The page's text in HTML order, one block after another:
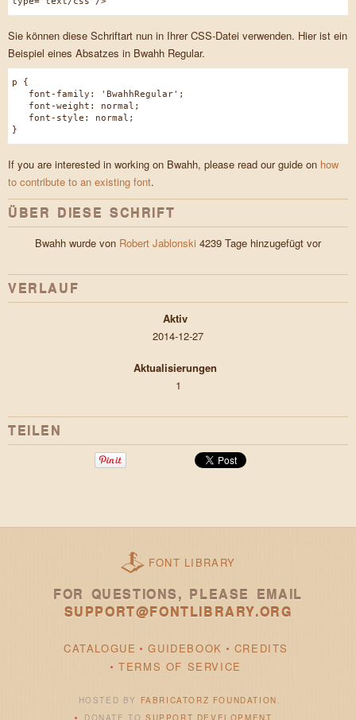
Sie können diese Schriftart nun in Ihrer CSS-Datei verwenden. Hier ist ein
Beispiel eines Absatzes in Bwahh Regular.
p {
font-family: 'BwahhRegular';
font-weight: normal;
font-style: normal;
}
If you are interested in working on Bwahh, please read our guide on how
to contribute to an existing font.
ÜBER DIESE SCHRIFT
Bwahh wurde von Robert Jablonski 4239 Tage hinzugefügt vor
VERLAUF
Aktiv
2014-12-27
Aktualisierungen
1
TEILEN
FONT LIBRARY
FOR QUESTIONS, PLEASE EMAIL
SUPPORT@FONTLIBRARY.ORG
CATALOGUE GUIDEBOOK
CREDITS
TERMS OF SERVICE
HOSTED BY FABRICATORZ FOUNDATION .